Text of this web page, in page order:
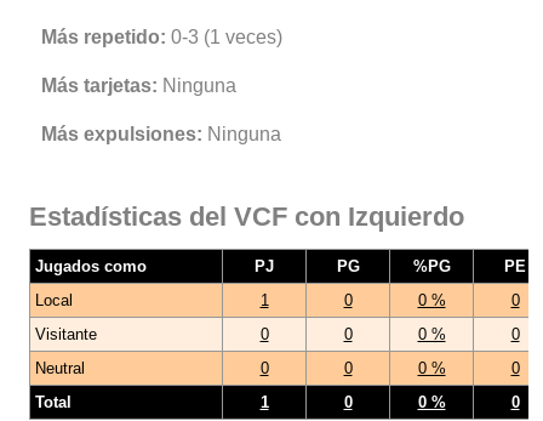
Más repetido: 0-3 (1 veces)
Más tarjetas: Ninguna
Más expulsiones: Ninguna
Estadísticas del VCF con Izquierdo
Jugados como PJ PG %PG
PE
Local
1 0 0 %
0
Visitante
0 0 0 %
0
Neutral
0 0 0 %
0
Total
1 0 0 % 0